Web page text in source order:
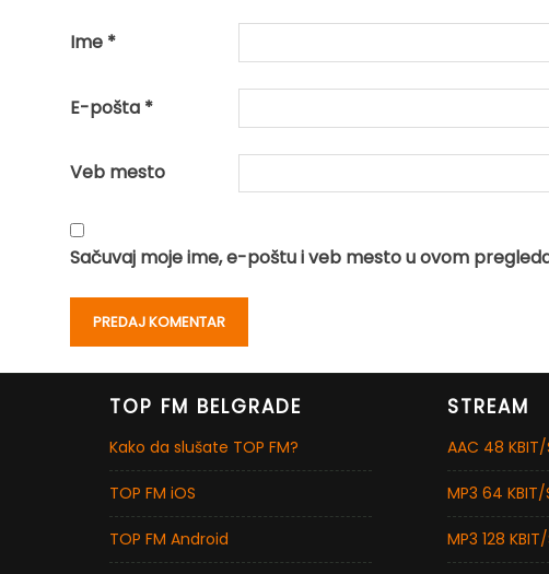
Ime *
E-pošta *
Veb mesto
Sačuvaj moje ime, e-poštu i veb mesto u ovom
TOP FM BELGRADE
Kako da slušate TOP FM?
TOP FM iOS
TOP FM Android
STREAM
AAC 48 KBIT/
MP3 64 KBIT/
MP3 128